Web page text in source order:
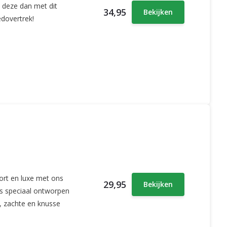
deze dan met dit
34,95 Bekijken
en luxe met ons
speciaal ontworpen
en knusse
29,95 Bekijken